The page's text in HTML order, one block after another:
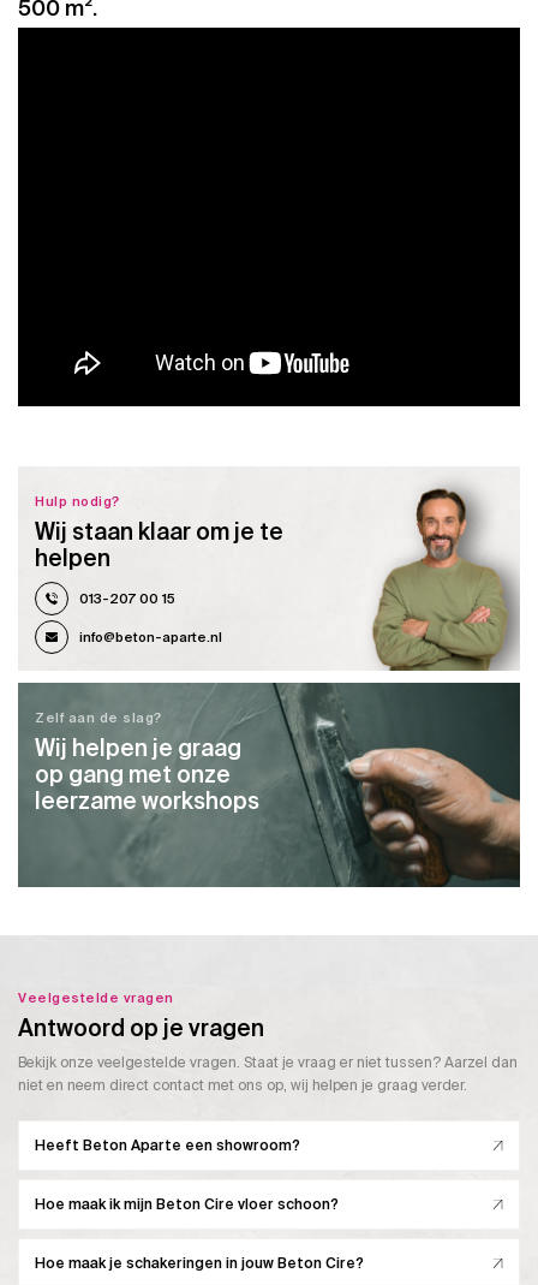
500 m².
Hulp nodig?
Wij staan klaar om je te
helpen
013-207 00 15
info@beton-aparte.nl
Zelf aan de slag?
Wij helpen je graag
op gang met onze
leerzame workshops
Veelgestelde vragen
Antwoord op je vragen
Bekijk onze veelgestelde vragen. Staat je vraag er niet tussen? Aarzel dan
niet en neem direct contact met ons op, wij helpen je graag verder.
Heeft Beton Aparte een showroom?
Hoe maak ik mijn Beton Cire vloer schoon?
Hoe maak je schakeringen in jouw Beton Cire?